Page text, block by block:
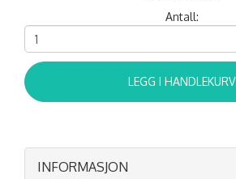
Antall:
LEGG I HANDLEKURV
INFORMASJON